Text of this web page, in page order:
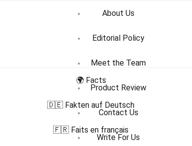
About Us
Editorial Policy
Meet the Team
Product Review
Contact Us
Write For Us
🌍 Facts
🇩🇪 Fakten auf Deutsch
🇫🇷 Faits en français